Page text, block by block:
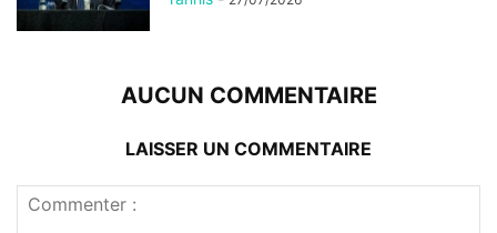
AUCUN COMMENTAIRE
LAISSER UN COMMENTAIRE